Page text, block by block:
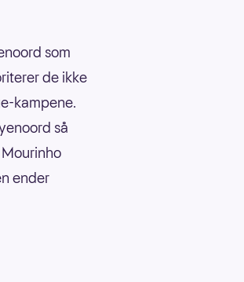
som
de ikke
kampene.
så
ender